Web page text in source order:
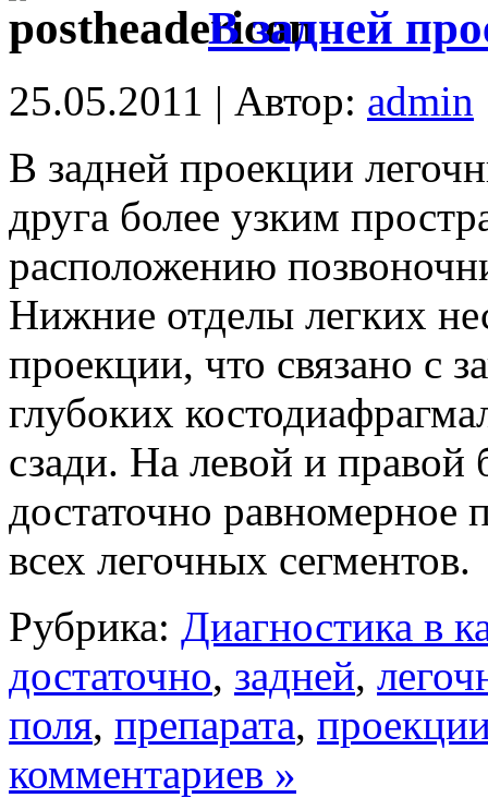
В задней
25.05.2011 | Автор: admin
В задней проекции
друга более узким
расположению
Нижние отделы легких
проекции, что связано с
глубоких
сзади. На левой и
достаточно равномерное
всех легочных сегментов.
Рубрика: Диагностика в
достаточно, задней,
поля, препарата,
комментариев »